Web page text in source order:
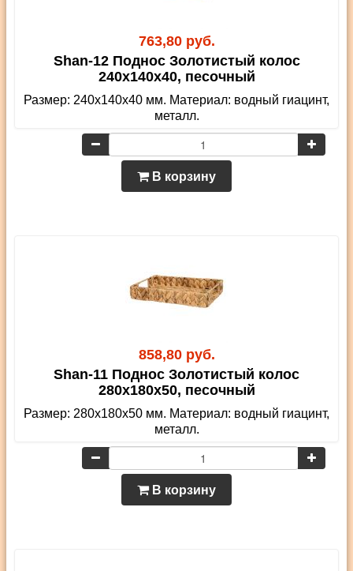
763,80 руб.
Shan-12 Поднос Золотистый колос
240х140х40, песочный
Размер: 240х140х40 мм. Материал: водный гиацинт,
металл.
В корзину
858,80 руб.
Shan-11 Поднос Золотистый колос
280х180х50, песочный
Размер: 280х180х50 мм. Материал: водный гиацинт,
металл.
В корзину